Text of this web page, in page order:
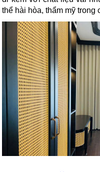
thể hài hòa, thẩm mỹ trong